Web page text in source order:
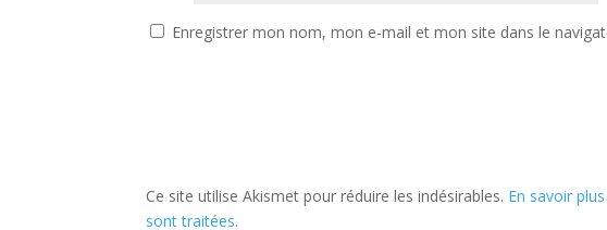
Enregistrer mon nom, mon e-mail et mon site dans le
Ce site utilise Akismet pour réduire les indésirables. En savoir
sont traitées.